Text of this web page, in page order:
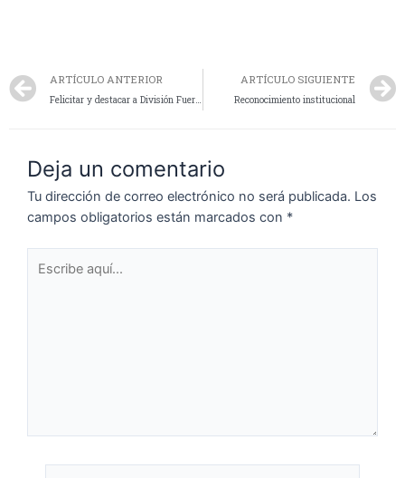
ARTÍCULO ANTERIOR
Felicitar y destacar a División Fuerzas Especiales Zona Norte
ARTÍCULO SIGUIENTE
Reconocimiento institucional
Deja un comentario
Tu dirección de correo electrónico no será publicada. Los
campos obligatorios están marcados con *